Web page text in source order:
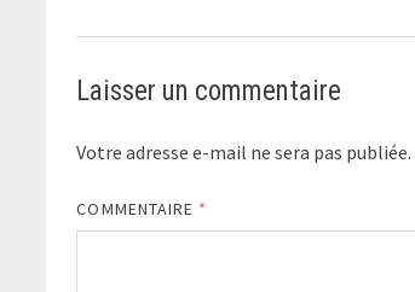
Laisser un commentaire
Votre adresse e-mail ne sera pas publiée.
COMMENTAIRE *